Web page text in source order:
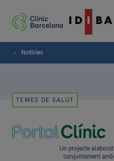
Notícies
Un projecte elaborat
conjuntament amb
TEMES DE SALUT